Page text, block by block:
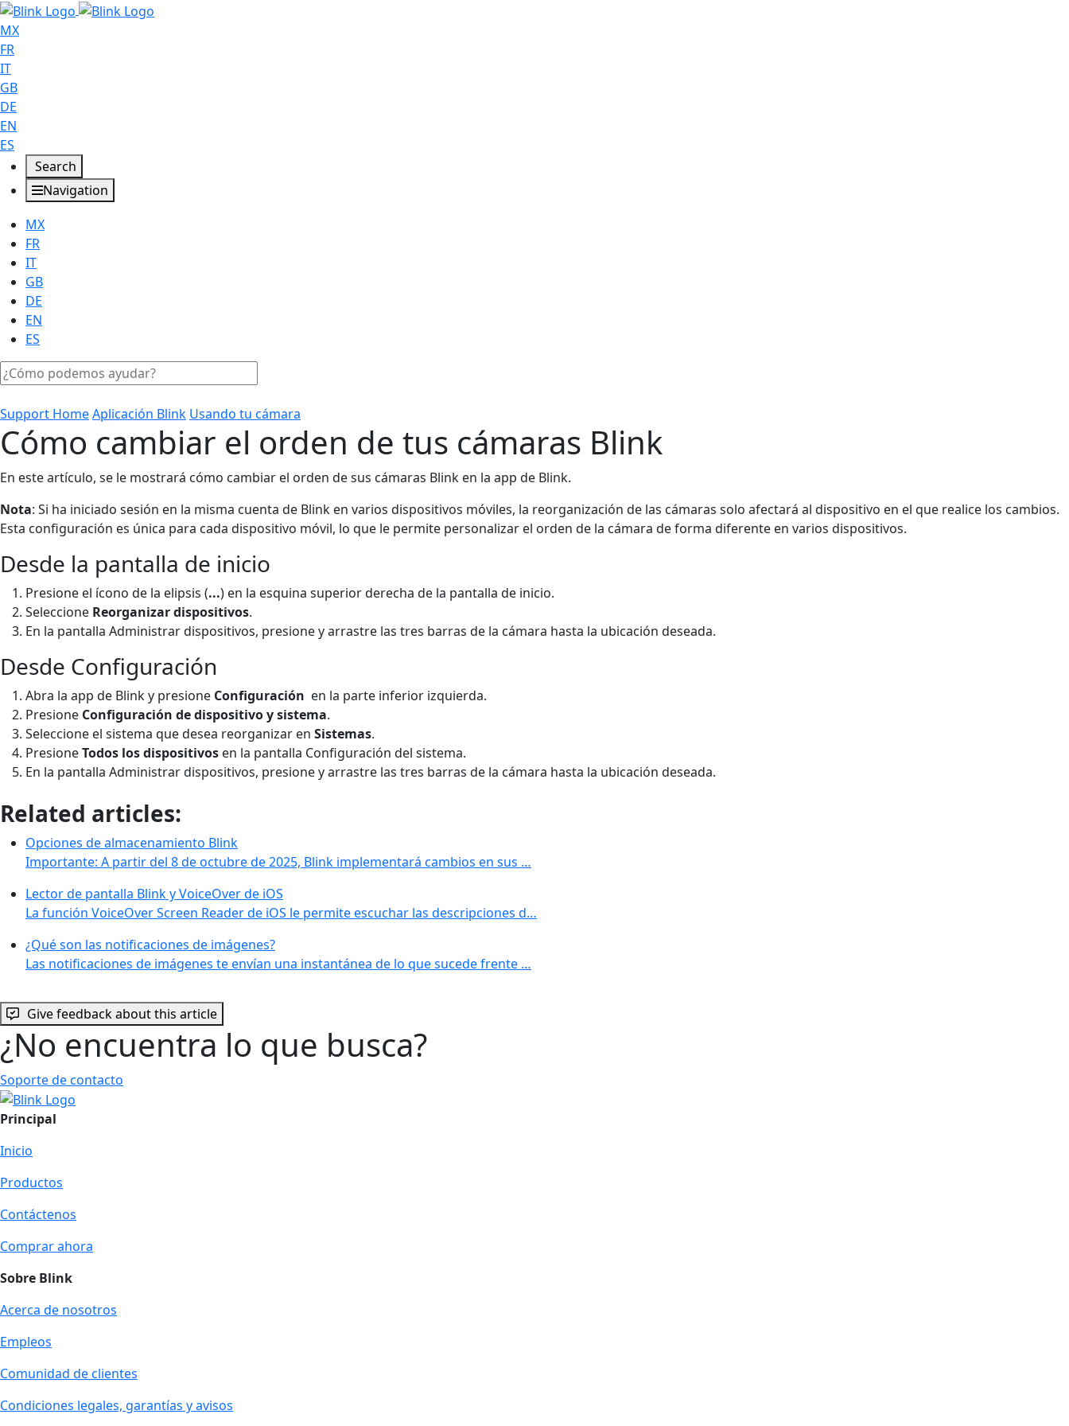
MX
FR
IT
GB
DE
EN
ES
Search
Navigation
MX
FR
IT
GB
DE
EN
ES
Support HomeAplicación Blink Usando tu cámara
Cómo cambiar el orden de tus cámaras Blink
En este artículo, se le mostrará cómo cambiar el orden de sus cámaras Blink en la app de Blink.
Nota: Si ha iniciado sesión en la misma cuenta de Blink en varios dispositivos móviles, la reorganización de las cámaras solo afectará al dispositivo en el que realice los cambios.
Esta configuración es única para cada dispositivo móvil, lo que le permite personalizar el orden de la cámara de forma diferente en varios dispositivos.
Desde la pantalla de inicio
Presione el ícono de la elipsis (...) en la esquina superior derecha de la pantalla de inicio.
Seleccione Reorganizar dispositivos.
En la pantalla Administrar dispositivos, presione y arrastre las tres barras de la cámara hasta la ubicación deseada.
Desde Configuración
Abra la app de Blink y presione Configuración en la parte inferior izquierda.
Presione Configuración de dispositivo y sistema.
Seleccione el sistema que desea reorganizar en Sistemas.
PresioneTodos los dispositivos en la pantalla Configuración del sistema.
En la pantalla Administrar dispositivos, presione y arrastre las tres barras de la cámara hasta la ubicación deseada.
Related articles:
Opciones de almacenamiento Blink
Importante: A partir del 8 de octubre de 2025, Blink implementará cambios en sus …
Lector de pantalla Blink y VoiceOver de iOS
La función VoiceOver Screen Reader de iOS le permite escuchar las descripciones d…
¿Qué son las notificaciones de imágenes?
Las notificaciones de imágenes te envían una instantánea de lo que sucede frente …
Give feedback about this article
¿No encuentra lo que busca?
Soporte de contacto
Principal
Inicio
Productos
Contáctenos
Comprar ahora
Sobre Blink
Acerca de nosotros
Empleos
Comunidad de clientes
Condiciones legales, garantías y avisos